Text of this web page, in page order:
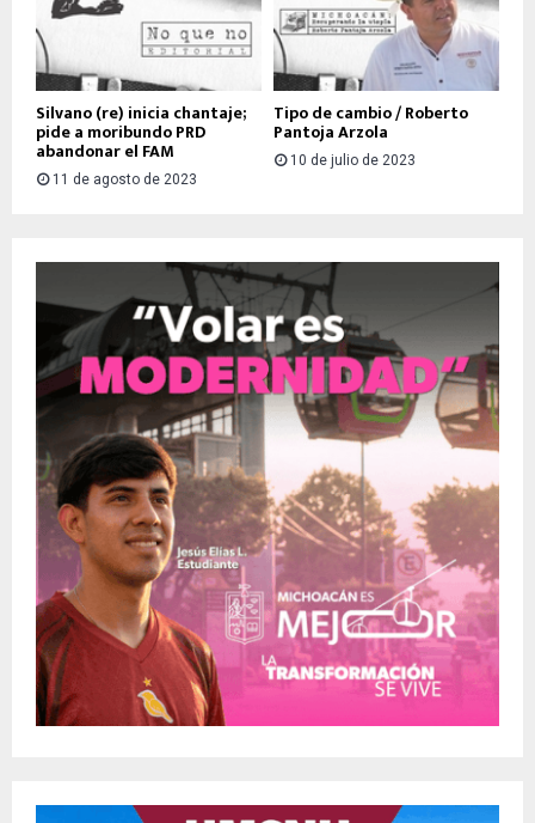
Silvano (re) inicia chantaje;
pide a moribundo PRD
abandonar el FAM
11 de agosto de 2023
Tipo de cambio / Roberto
Pantoja Arzola
10 de julio de 2023